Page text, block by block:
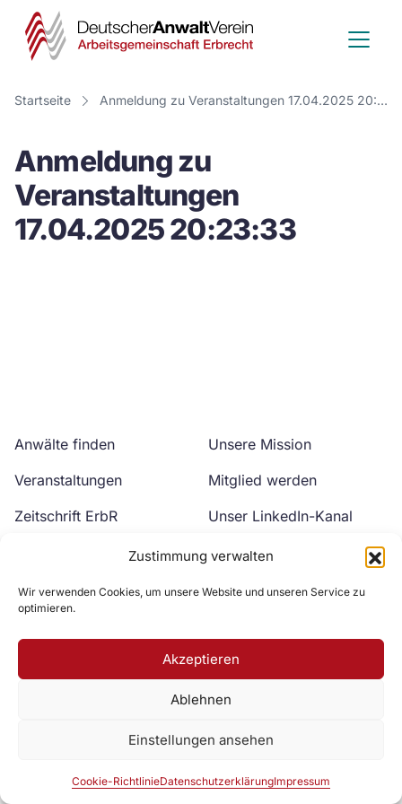
Zustimmung verwalten
Wir verwenden Cookies, um unsere Website und unseren Service zu
optimieren.
Akzeptieren
Ablehnen
Einstellungen ansehen
Cookie-RichtlinieDatenschutzerklärungImpressum
Deutscher
Anwalt
Verein
Startseite Anmeldung zu Veranstaltungen 17.04.2025 20:23:33
Anmeldung zu
Veranstaltungen
17.04.2025 20:23:33
Anwälte finden
Veranstaltungen
Zeitschrift ErbR
Unsere Mission
Mitglied werden
Unser LinkedIn-Kanal
Unser YouTube-Kanal
Zur DAV Webseite